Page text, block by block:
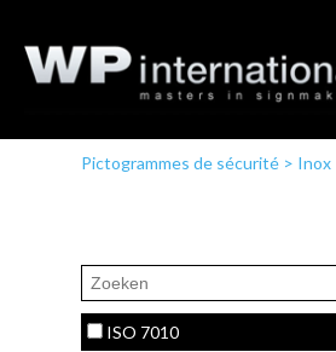
Pictogrammes de sécurité > Inox
ISO 7010